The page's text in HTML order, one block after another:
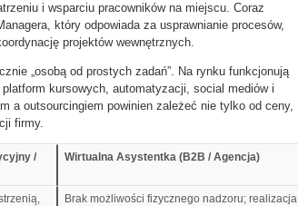
i wsparciu pracowników na miejscu. Coraz
który odpowiada za usprawnianie procesów,
projektów wewnętrznych.
„osobą od prostych zadań”. Na rynku funkcjonują
kursowych, automatyzacji, social mediów i
a outsourcingiem powinien zależeć nie tylko od ceny,
firmy.
/
Wirtualna Asystentka (B2B / Agencja)
Brak możliwości fizycznego nadzoru; realizacja